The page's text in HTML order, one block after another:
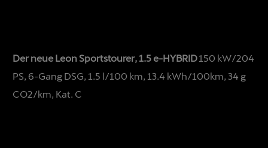
Der neue Leon Sportstourer, 1.5 e-HYBRID150 kW/204
PS, 6-Gang DSG, 1.5 l/100 km, 13.4 kWh/100km, 34 g
CO2/km, Kat. C